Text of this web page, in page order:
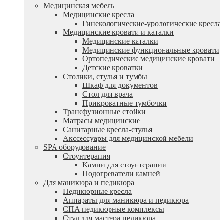
Медицинская мебель
Медицинские кресла
Гинекологические-урологические
Медицинские кровати и каталки
Медицинские каталки
Медицинские функциональные кровати
Ортопедические медицинские кровати
Детские кроватки
Столики, стулья и тумбы
Шкаф для документов
Стол для врача
Прикроватные тумбочки
Трансфузионные стойки
Матрасы медицинские
Санитарные кресла-стулья
Акссессуары для медицинской мебели
SPA оборудование
Стоунтерапия
Камни для стоунтерапии
Подогреватели камней
Для маникюра и педикюра
Педикюрные кресла
Аппараты для маникюра и педикюра
СПА педикюрные комплексы
Стул для мастера педикюра